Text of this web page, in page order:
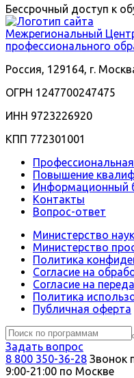
Бессрочный доступ к
Межрегиональный
профессионального
Россия, 129164, г.
ОГРН 1247700247475
ИНН 9723226920
КПП 772301001
Повышение
Информационный
Контакты
Вопрос-ответ
Министерство
Министерство
Политика
Согласие на
Согласие на
Политика
Публичная оферта
Задать вопрос
8 800 350-36-28 Звонок
9:00-21:00 по Москве